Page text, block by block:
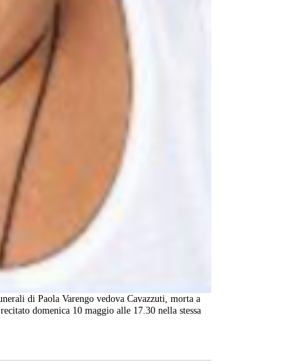
di Paola Varengo vedova Cavazzuti, morta a
domenica 10 maggio alle 17.30 nella stessa